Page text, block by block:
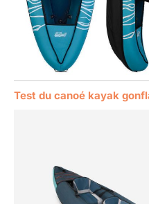
Test du canoé kayak